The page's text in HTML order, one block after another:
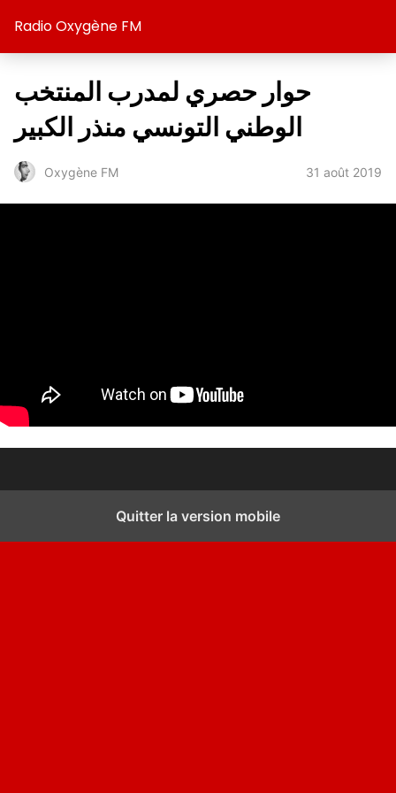
Radio Oxygène FM
حوار حصري لمدرب المنتخب
الوطني التونسي منذر الكبير
Oxygène FM 31 août 2019
Quitter la version mobile